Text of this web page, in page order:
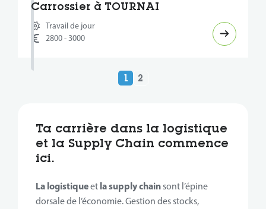
Carrossier à TOURNAI
Travail de jour
2800 - 3000
1 2
Ta carrière dans la logistique
et la Supply Chain commence
ici.
La logistiqueet la supply chain sont l’épine
dorsale de l’économie. Gestion des stocks,